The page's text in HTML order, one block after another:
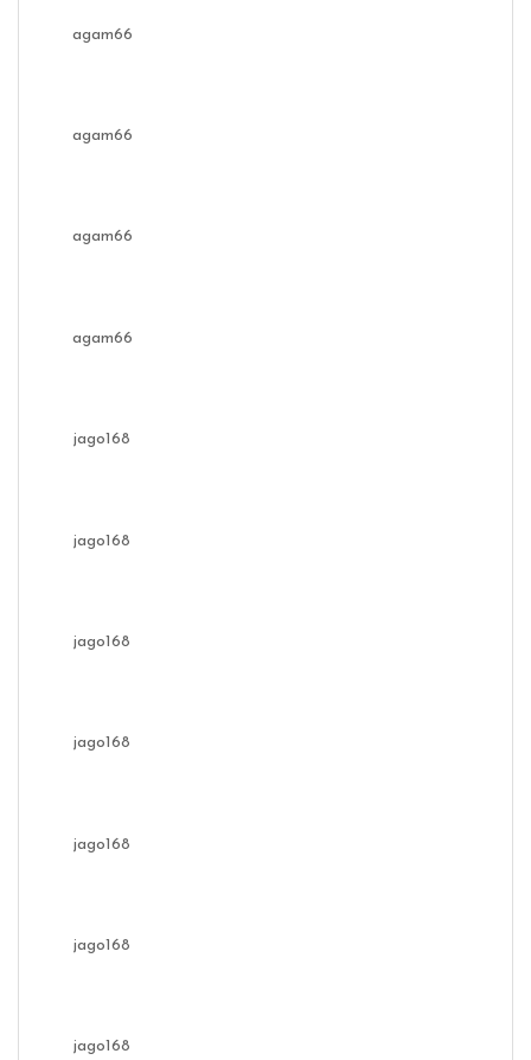
agam66
agam66
agam66
agam66
jago168
jago168
jago168
jago168
jago168
jago168
jago168